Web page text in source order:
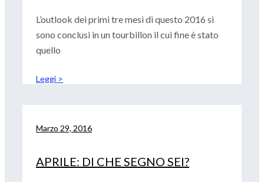
L’outlook dei primi tre mesi di questo 2016 si
sono conclusi in un tourbillon il cui fine è stato
quello
Leggi >
Marzo 29, 2016
APRILE: DI CHE SEGNO SEI?